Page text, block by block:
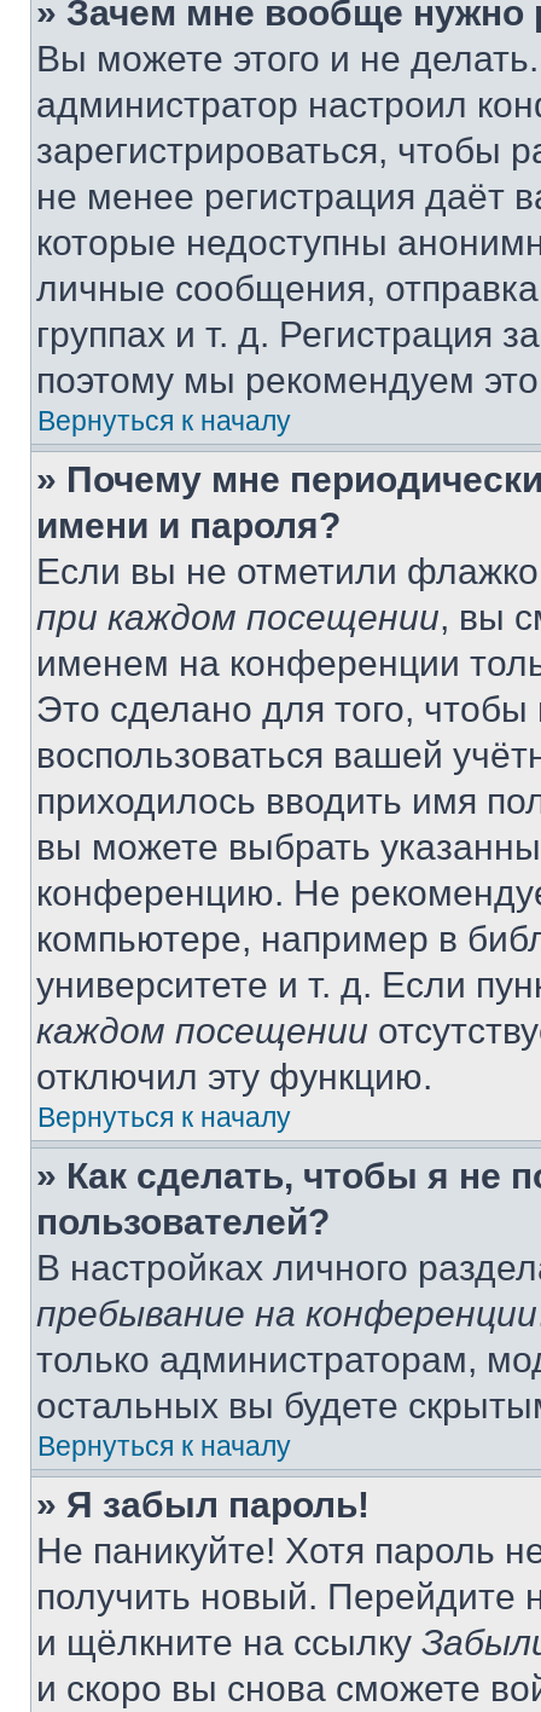
» Зачем мне вообще нужно
Вы можете этого и не
администратор настроил
зарегистрироваться, чтобы
не менее регистрация даёт
которые недоступны
личные сообщения,
группах и т. д. Регистрация
поэтому мы рекомендуем
Вернуться к началу
» Почему мне
имени и пароля?
Если вы не отметили
при каждом посещении, вы
именем на конференции
Это сделано для того, чтобы
воспользоваться вашей
приходилось вводить имя
вы можете выбрать
конференцию. Не
компьютере, например в
университете и т. д. Если
каждом посещении
отключил эту функцию.
Вернуться к началу
» Как сделать, чтобы я не
пользователей?
В настройках личного
пребывание на конференции
только администраторам,
остальных вы будете
Вернуться к началу
» Я забыл пароль!
Не паникуйте! Хотя пароль
получить новый. Перейдите
и щёлкните на ссылку
и скоро вы снова сможете